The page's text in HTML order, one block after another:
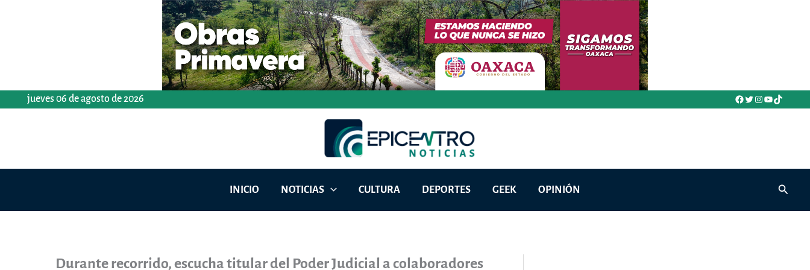
jueves 06 de agosto de 2026 Facebook
Twitter
Instagram
YouTube
TikTok
INICIO NOTICIAS CULTURA DEPORTES GEEK OPINIÓN Buscar
Durante recorrido, escucha titular del Poder Judicial a colaboradores